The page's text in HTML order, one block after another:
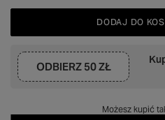
DODAJ DO
ODBIERZ 50 ZŁ
Możesz kupić